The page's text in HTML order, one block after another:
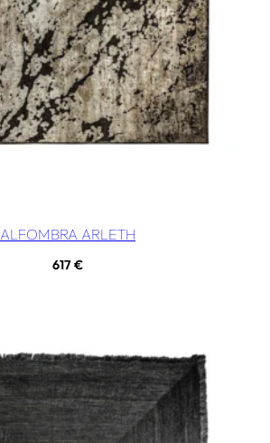
ALFOMBRA ARLETH
617€